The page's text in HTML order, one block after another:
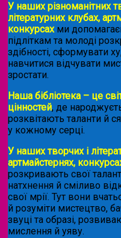
У наших різноманітних
літературних клубах,
конкурсахми
підліткам та молоді
здібності, сформувати
навчитися відчувати
зростати.
Наша бібліотека – це
цінностей, де
розквітають таланти й
у кожному серці.
У наших творчих і
артмайстернях,
розкривають свої
натхнення й сміливо
свої мрії. Тут вони
й розуміти мистецтво,
звуці та образі,
мислення й уяву.